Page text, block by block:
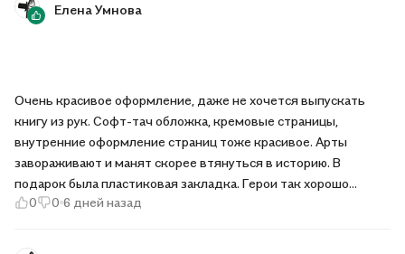
Елена Умнова
Очень красивое оформление, даже не хочется выпускать
книгу из рук. Софт-тач обложка, кремовые страницы,
внутренние оформление страниц тоже красивое. Арты
завораживают и манят скорее втянуться в историю. В
подарок была пластиковая закладка. Герои так хорошо
прописаны, здесь есть место и абьюзу и любви. Героине
будоражит, неизвестность интригует. Сюжет превосходит
0 0 6 дней назад